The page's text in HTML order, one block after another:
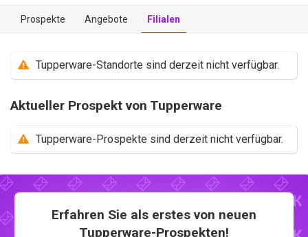
Prospekte Angebote Filialen
Tupperware-Standorte sind derzeit nicht verfügbar.
Aktueller Prospekt von Tupperware
Tupperware-Prospekte sind derzeit nicht verfügbar.
Erfahren Sie als erstes von neuen
Tupperware-Prospekten!